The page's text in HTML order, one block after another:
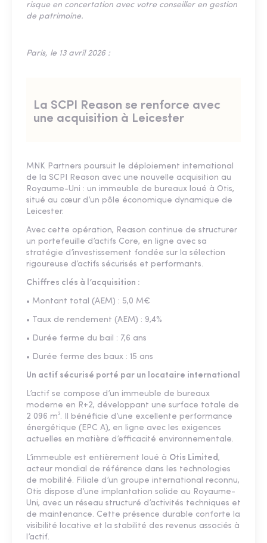
risque en concertation avec votre conseiller en gestion
de patrimoine.
Paris, le 13 avril 2026 :
La SCPI Reason se renforce avec
une acquisition à Leicester
MNK Partners poursuit le déploiement international
de la SCPI Reason avec une nouvelle acquisition au
Royaume-Uni : un immeuble de bureaux loué à Otis,
situé au cœur d’un pôle économique dynamique de
Leicester.
Avec cette opération, Reason continue de structurer
un portefeuille d’actifs Core, en ligne avec sa
stratégie d’investissement fondée sur la sélection
rigoureuse d’actifs sécurisés et performants.
Chiffres clés à l’acquisition :
• Montant total (AEM) : 5,0 M€
• Taux de rendement (AEM) : 9,4%
• Durée ferme du bail : 7,6 ans
• Durée ferme des baux : 15 ans
Un actif sécurisé porté par un locataire international
L’actif se compose d’un immeuble de bureaux
moderne en R+2, développant une surface totale de
2 096 m². Il bénéficie d’une excellente performance
énergétique (EPC A), en ligne avec les exigences
actuelles en matière d’efficacité environnementale.
L’immeuble est entièrement loué à Otis Limited,
acteur mondial de référence dans les technologies
de mobilité. Filiale d’un groupe international reconnu,
Otis dispose d’une implantation solide au Royaume-
Uni, avec un réseau structuré d’activités techniques et
de maintenance. Cette présence durable conforte la
visibilité locative et la stabilité des revenus associés à
l’actif.